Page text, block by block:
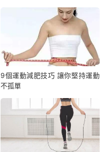
9個運動減肥技巧 讓你堅持運動
不孤單